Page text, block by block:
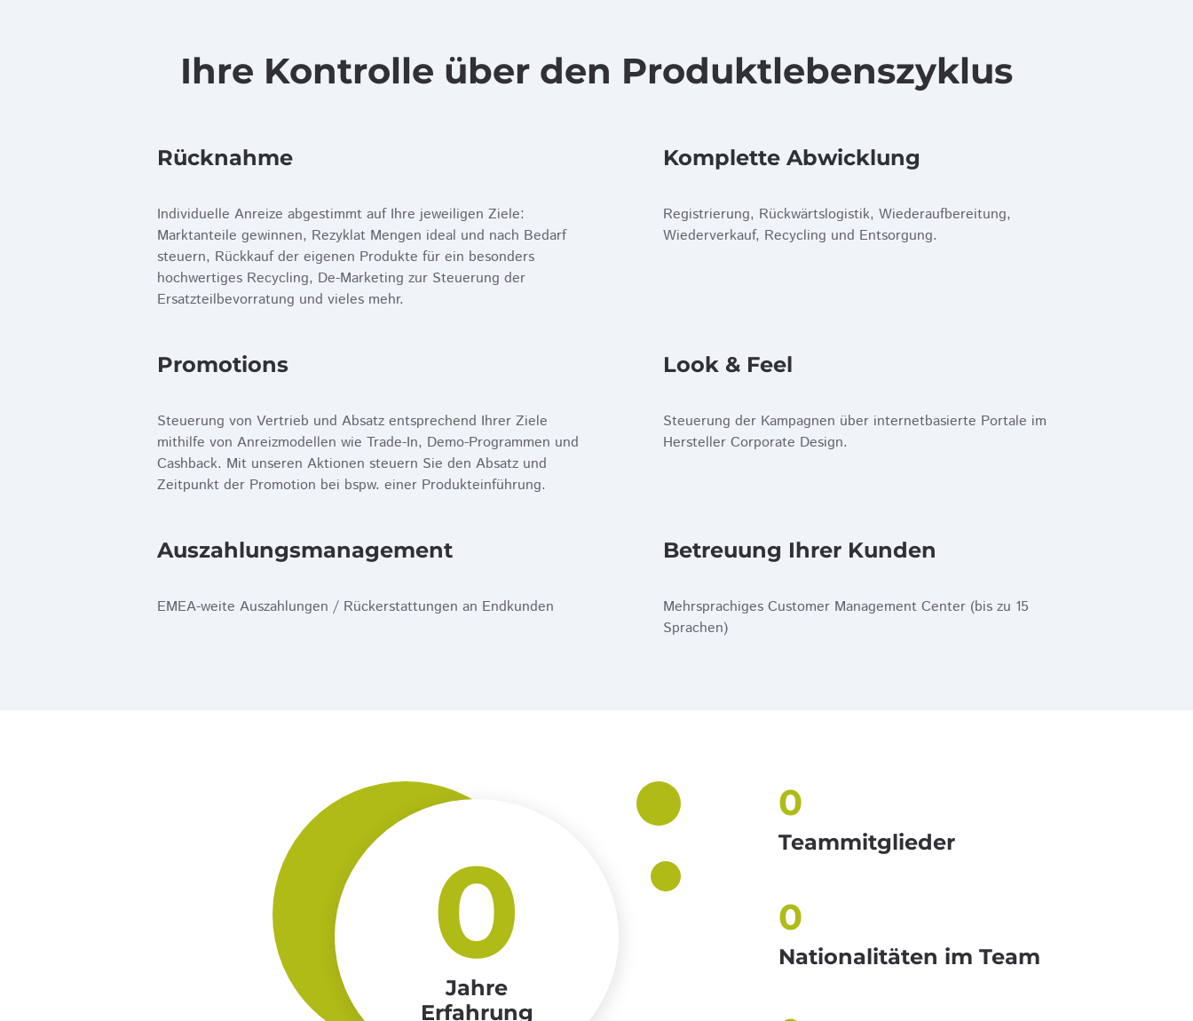
Ihre Kontrolle über den Produktlebenszyklus
Rücknahme
Individuelle Anreize abgestimmt auf Ihre jeweiligen Ziele:
Marktanteile gewinnen, Rezyklat Mengen ideal und nach Bedarf
steuern, Rückkauf der eigenen Produkte für ein besonders
hochwertiges Recycling, De-Marketing zur Steuerung der
Ersatzteilbevorratung und vieles mehr.
Komplette Abwicklung
Registrierung, Rückwärtslogistik, Wiederaufbereitung,
Wiederverkauf, Recycling und Entsorgung.
Promotions
Steuerung von Vertrieb und Absatz entsprechend Ihrer Ziele
mithilfe von Anreizmodellen wie Trade-In, Demo-Programmen und
Cashback. Mit unseren Aktionen steuern Sie den Absatz und
Zeitpunkt der Promotion bei bspw. einer Produkteinführung.
Look & Feel
Steuerung der Kampagnen über internetbasierte Portale im
Hersteller Corporate Design.
Auszahlungs­­­management
EMEA-weite Auszahlungen / Rückerstattungen an Endkunden
Betreuung Ihrer Kunden
Mehrsprachiges Customer Management Center (bis zu 15
Sprachen)
0
Jahre
Erfahrung
0
Teammitglieder
0
Nationalitäten im Team